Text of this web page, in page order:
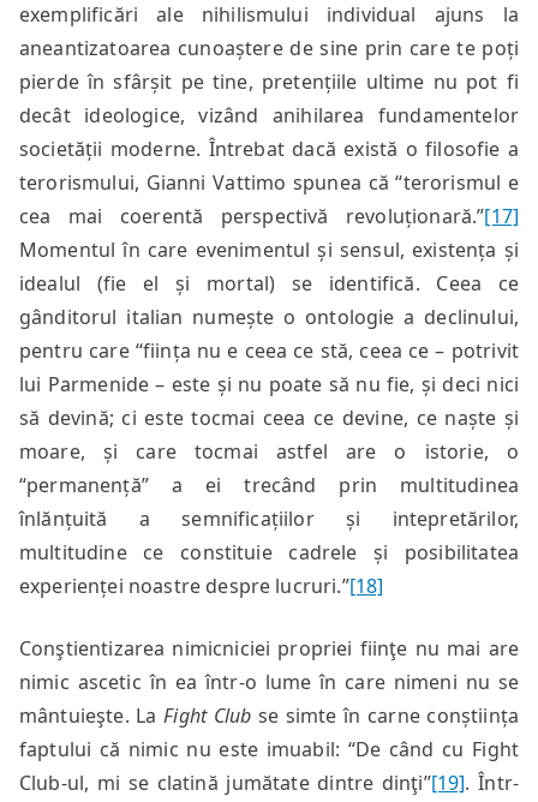
exemplificări ale nihilismului individual ajuns la
aneantizatoarea cunoaștere de sine prin care te poți
pierde în sfârșit pe tine, pretențiile ultime nu pot fi
decât ideologice, vizând anihilarea fundamentelor
societății moderne. Întrebat dacă există o filosofie a
terorismului, Gianni Vattimo spunea că “terorismul e
cea mai coerentă perspectivă revoluționară.”[17]
Momentul în care evenimentul și sensul, existența și
idealul (fie el și mortal) se identifică. Ceea ce
gânditorul italian numește o ontologie a declinului,
pentru care “ființa nu e ceea ce stă, ceea ce – potrivit
lui Parmenide – este și nu poate să nu fie, și deci nici
să devină; ci este tocmai ceea ce devine, ce naște și
moare, și care tocmai astfel are o istorie, o
“permanență” a ei trecând prin multitudinea
înlănțuită a semnificațiilor și intepretărilor,
multitudine ce constituie cadrele și posibilitatea
experienței noastre despre lucruri.”[18]
Conştientizarea nimicniciei propriei fiinţe nu mai are
nimic ascetic în ea într-o lume în care nimeni nu se
mântuieşte. LaFight Club se simte în carne conștiința
faptului că nimic nu este imuabil: “De când cu Fight
Club-ul, mi se clatină jumătate dintre dinţi”[19]. Într-